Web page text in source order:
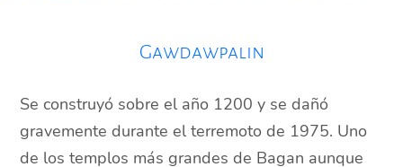
Gawdawpalin
Se construyó sobre el año 1200 y se dañó
gravemente durante el terremoto de 1975. Uno
de los templos más grandes de Bagan aunque